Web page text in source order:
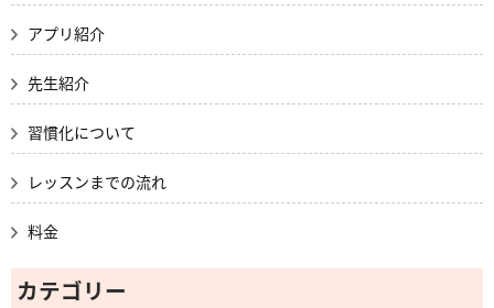
アプリ紹介
先生紹介
習慣化について
レッスンまでの流れ
料金
カテゴリー